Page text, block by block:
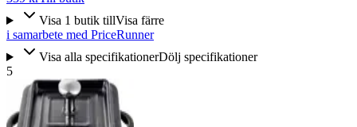
Visa 1 butik tillVisa färre
i samarbete med PriceRunner
Visa alla specifikationerDölj specifikationer
5